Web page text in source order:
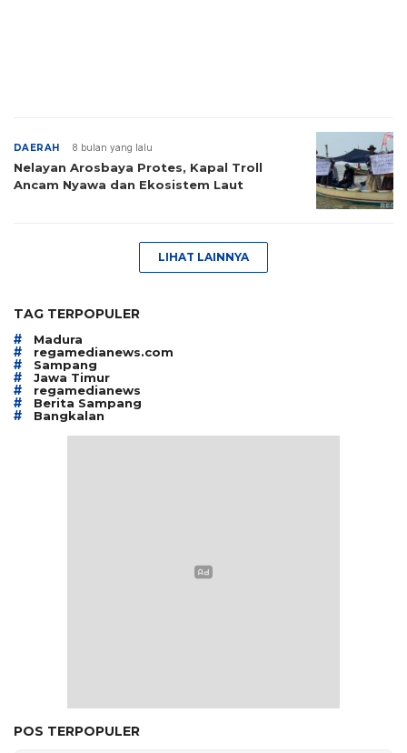
DAERAH 8 bulan yang lalu
Nelayan Arosbaya Protes, Kapal Troll
Ancam Nyawa dan Ekosistem Laut
LIHAT LAINNYA
TAG TERPOPULER
# Madura
# regamedianews.com
# Sampang
# Jawa Timur
# regamedianews
# Berita Sampang
# Bangkalan
POS TERPOPULER